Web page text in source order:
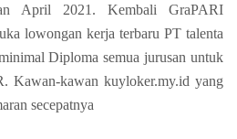
April 2021. Kembali GraPARI
lowongan kerja terbaru PT talenta
Diploma semua jurusan untuk
Kawan-kawan kuyloker.my.id yang
secepatnya